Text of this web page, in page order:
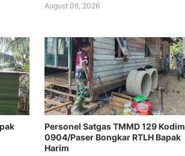
August 06, 2026
Personel Satgas TMMD 129 Kodim
0904/Paser Bongkar RTLH Bapak
Harim